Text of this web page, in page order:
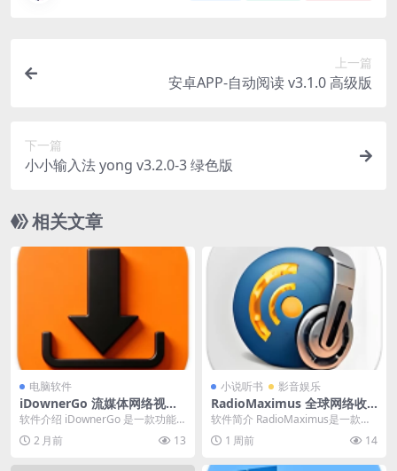
上一篇
安卓APP-自动阅读 v3.1.0 高级版
下一篇
小小输入法 yong v3.2.0-3 绿色版
相关文章
电脑软件
iDownerGo 流媒体网络视频
下载工具 v10.15.2 多语便携
版
软件介绍 iDownerGo 是一款功能
强大的多媒体下载工具，专为帮助
用户从互联...
2 月前 13
小说听书 影音娱乐
RadioMaximus 全球网络收
音机 v2.33.14 多语便携版
软件简介 RadioMaximus是一款功
能强大的全球网络收音机软件，让
用户可以...
1 周前 14